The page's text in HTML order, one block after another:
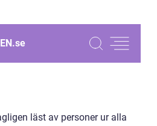
se
läst av personer ur alla